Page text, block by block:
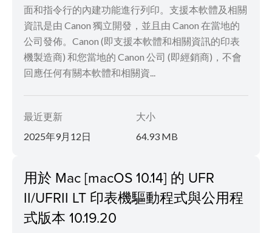
面和指令行的內建功能進行列印。支援本軟體及相關
資訊是由 Canon 獨立開發，並且由 Canon 在當地的
公司發佈。Canon (即支援本軟體和相關資訊的印表
機製造商) 和您當地的 Canon 公司 (即經銷商)，不會
回應任何有關本軟體和相關資...
最近更新
2025年9月12日
大小
64.93 MB
用於 Mac [macOS 10.14] 的 UFR
II/UFRII LT 印表機驅動程式與公用程
式版本 10.19.20